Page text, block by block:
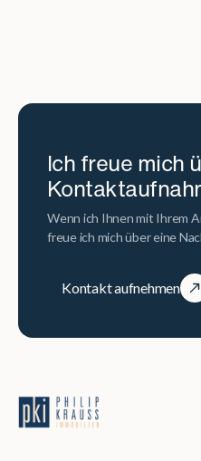
Ich freue mich
Wenn ich Ihnen mit Ihrem
freue ich mich über eine
Kontakt aufnehmen